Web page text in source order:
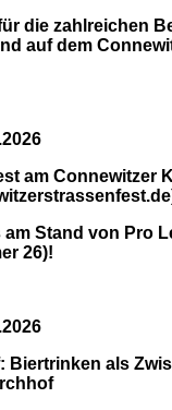
die zahlreichen
auf dem
am Connewitzer
am Stand von Pro
26)!
Biertrinken als